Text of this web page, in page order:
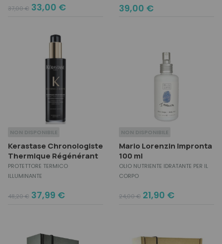
37,00€
Original
33,00 €
Current
39,00 €
NON DISPONIBILE
Kerastase Chronologiste
Thermique Régénérant
PROTETTORE TERMICO
ILLUMINANTE
48,20€
Original
37,99 €
Current
NON DISPONIBILE
Mario Lorenzin Impronta
100 ml
OLIO NUTRIENTE IDRATANTE PER IL
CORPO
24,00€
Original
21,90 €
Current